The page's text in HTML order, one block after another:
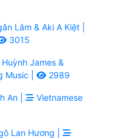
Lâm & Aki A Kiệt |
3015
Huỳnh James &
Music | 2989
An |
Vietnamese
Lan Hương |